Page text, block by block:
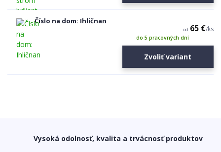
Číslo na dom: Ihličnan
od 65 €/ks
do 5 pracovných dní
Zvoliť variant
Vysoká odolnosť, kvalita a trvácnosť produktov